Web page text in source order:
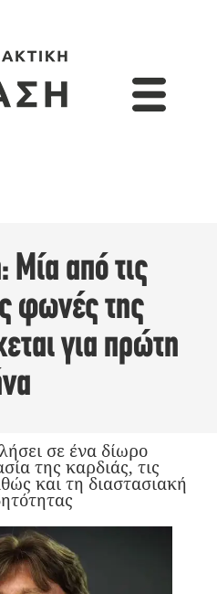
από τις
φωνές της
για πρώτη
σε ένα δίωρο
της καρδιάς, τις
και τη διαστασιακή